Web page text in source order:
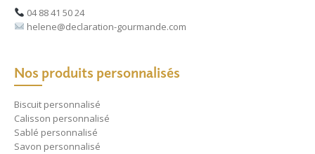
04 88 41 50 24
helene@declaration-gourmande.com
Nos produits personnalisés
Biscuit personnalisé
Calisson personnalisé
Sablé personnalisé
Savon personnalisé